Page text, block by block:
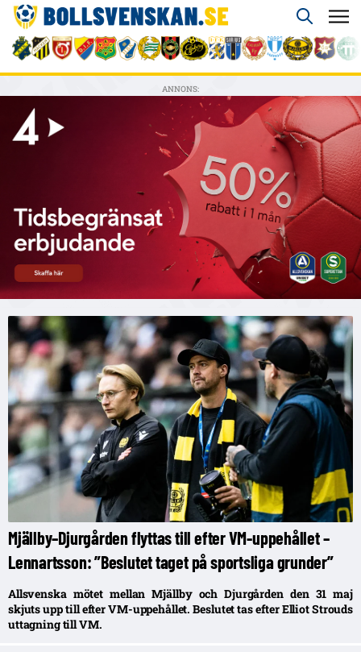
ANNONS:
Mjällby–Djurgården flyttas till efter VM-uppehållet –
Lennartsson: ”Beslutet taget på sportsliga grunder”
Allsvenska mötet mellan Mjällby och Djurgården den 31 maj
skjuts upp till efter VM-uppehållet. Beslutet tas efter Elliot Strouds
uttagning till VM.